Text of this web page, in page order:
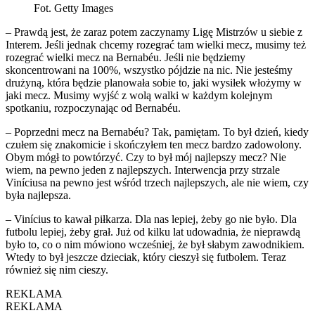
Fot. Getty Images
– Prawdą jest, że zaraz potem zaczynamy Ligę Mistrzów u siebie z
Interem. Jeśli jednak chcemy rozegrać tam wielki mecz, musimy też
rozegrać wielki mecz na Bernabéu. Jeśli nie będziemy
skoncentrowani na 100%, wszystko pójdzie na nic. Nie jesteśmy
drużyną, która będzie planowała sobie to, jaki wysiłek włożymy w
jaki mecz. Musimy wyjść z wolą walki w każdym kolejnym
spotkaniu, rozpoczynając od Bernabéu.
– Poprzedni mecz na Bernabéu? Tak, pamiętam. To był dzień, kiedy
czułem się znakomicie i skończyłem ten mecz bardzo zadowolony.
Obym mógł to powtórzyć. Czy to był mój najlepszy mecz? Nie
wiem, na pewno jeden z najlepszych. Interwencja przy strzale
Viníciusa na pewno jest wśród trzech najlepszych, ale nie wiem, czy
była najlepsza.
– Vinícius to kawał piłkarza. Dla nas lepiej, żeby go nie było. Dla
futbolu lepiej, żeby grał. Już od kilku lat udowadnia, że nieprawdą
było to, co o nim mówiono wcześniej, że był słabym zawodnikiem.
Wtedy to był jeszcze dzieciak, który cieszył się futbolem. Teraz
również się nim cieszy.
REKLAMA
REKLAMA